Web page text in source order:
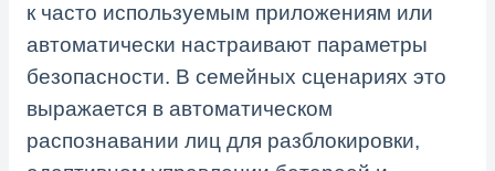
к часто используемым приложениям или
автоматически настраивают параметры
безопасности. В семейных сценариях это
выражается в автоматическом
распознавании лиц для разблокировки,